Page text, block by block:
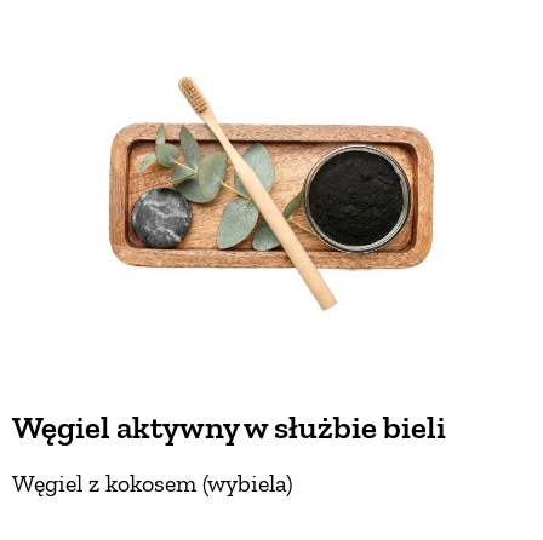
Węgiel aktywny w służbie bieli
Węgiel z kokosem (wybiela)